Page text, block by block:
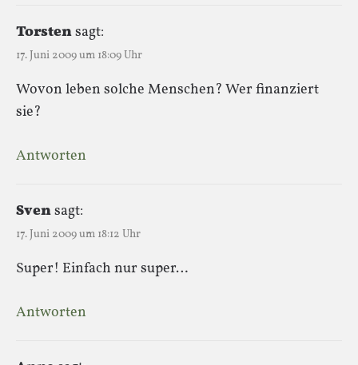
Torstensagt:
17. Juni 2009 um 18:09 Uhr
Wovon leben solche Menschen? Wer finanziert
sie?
Antworten
Svensagt:
17. Juni 2009 um 18:12 Uhr
Super! Einfach nur super…
Antworten